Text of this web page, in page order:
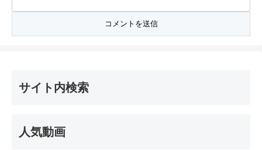
サイト内検索
人気動画